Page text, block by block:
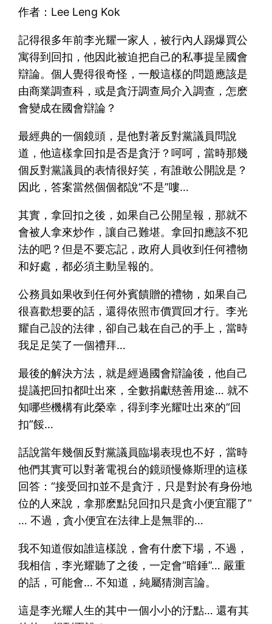
作者：Lee Leng Kok
記得很多年前李光耀一家人，被行內人踢爆買公
寓得到回扣，他因此被迫把自己的私事提呈國會
辯論。個人覺得很奇怪，一般這樣的問題應該是
由商業調查科，或是貪汙調查局介入調查，怎麽
會變成在國會辯論？
最經典的一個鏡頭，是他對著反對黨議員問說
道，他這樣拿回扣是否是貪汙？呵呵，當時那幾
個反對黨議員的表情很好笑，有誰敢公開說是？
因此，答案當然個個都說“不是”嘍…
其實，拿回扣之後，如果自己公開呈報，那就不
會被人拿來炒作，讓自己難堪。拿回扣應該不犯
法的吧？但是不要忘記，政府人員收到任何禮物
和好處，都必須主動呈報的。
公務員如果收到任何外賓饋贈的禮物，如果自己
很喜歡想要的話，還得依照市價買回才行。李光
耀自己設的法律，卻自己栽在自己的手上，當時
我足足笑了一個禮拜…
最後的解決方法，就是經過國會辯論後，他自己
提議把回扣都吐出來，全數捐獻慈善用途… 就不
知哪些機構有此榮幸，得到李光耀吐出來的“回
扣”餒…
話說當年幾個反對黨議員臨場表現也不好，當時
他們其實可以對著電視台的鏡頭慢條斯理的這樣
回答：“接受回扣並不是貪汙，只是對於有身份地
位的人來說，拿那麽點兒回扣只是貪小便宜罷了”
… 不過，貪小便宜在法律上是無罪的…
我不知道假如誰這樣說，會有什麽下場，不過，
我相信，李光耀聽了之後，一定會“暗錘”… 嚴重
的話，可能會… 不知道，純屬猜測言論。
這是李光耀人生的其中一個小小的汙點… 還有其